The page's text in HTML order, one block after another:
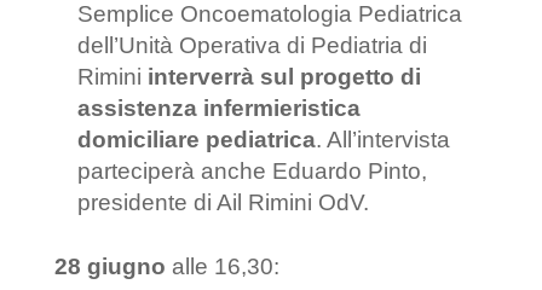
Semplice Oncoematologia Pediatrica
dell’Unità Operativa di Pediatria di
Rimini interverrà sul progetto di
assistenza infermieristica
domiciliare pediatrica. All’intervista
parteciperà anche Eduardo Pinto,
presidente di Ail Rimini OdV.
28 giugno alle 16,30: